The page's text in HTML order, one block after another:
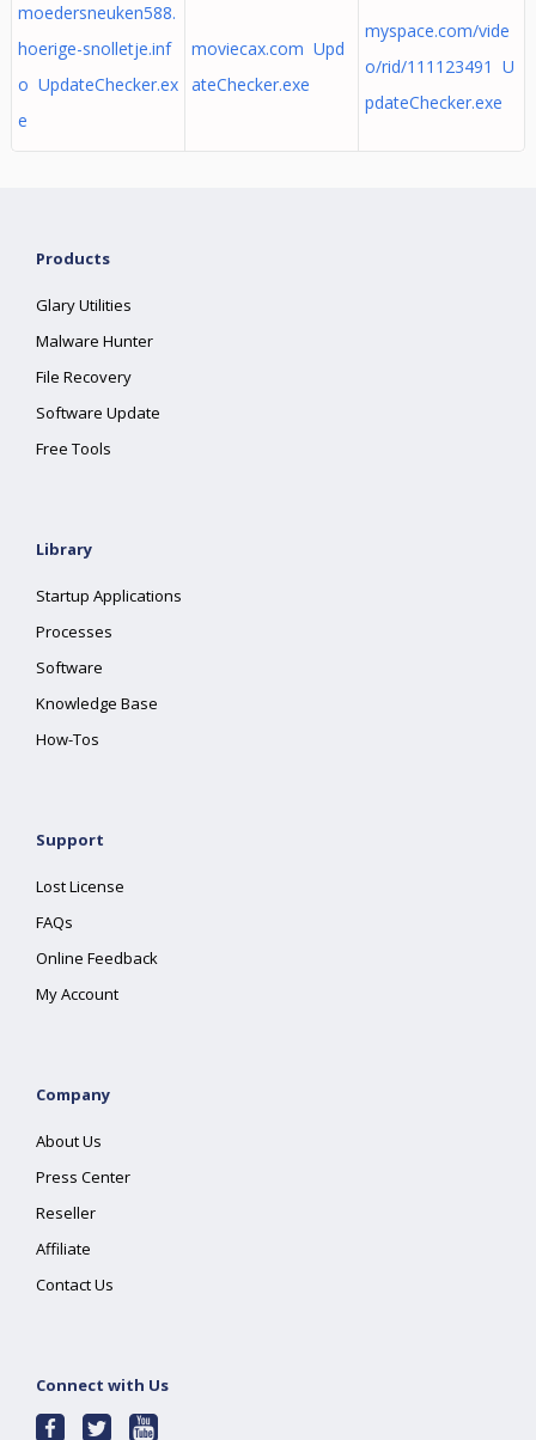
moedersneuken588.
hoerige-snolletje.inf
o UpdateChecker.ex
e
moviecax.com Upd
ateChecker.exe
myspace.com/vide
o/rid/111123491 U
pdateChecker.exe
Products
Glary Utilities
Malware Hunter
File Recovery
Software Update
Free Tools
Library
Startup Applications
Processes
Software
Knowledge Base
How-Tos
Support
Lost License
FAQs
Online Feedback
My Account
Company
About Us
Press Center
Reseller
Affiliate
Contact Us
Connect with Us